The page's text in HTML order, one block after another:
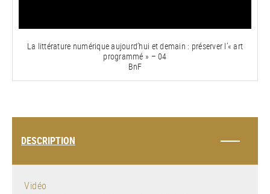
vidéo
La littérature numérique aujourd’hui et demain : préserver l’« art
programmé » – 04
BnF
DESCRIPTION
Vidéo